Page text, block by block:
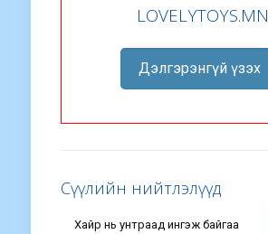
LOVELYTOYS.MN
Дэлгэрэнгүй үзэх
Сүүлийн нийтлэлүүд
Хайр нь унтраад ингэж байгаа